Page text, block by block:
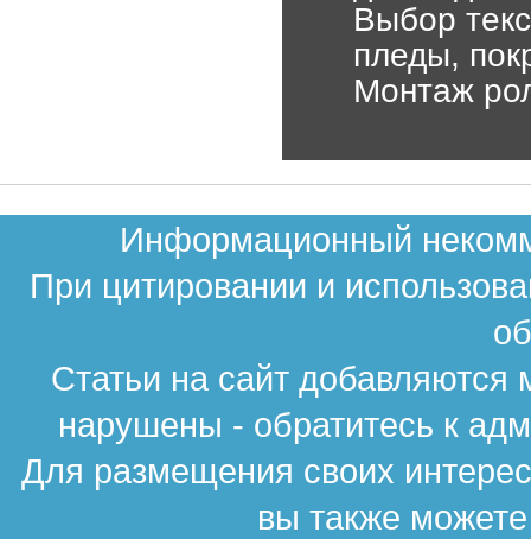
Выбор
пледы,
Монтаж
Информационный
При цитировании и
Статьи на сайт
нарушены - обратитесь к
Для размещения своих
вы также